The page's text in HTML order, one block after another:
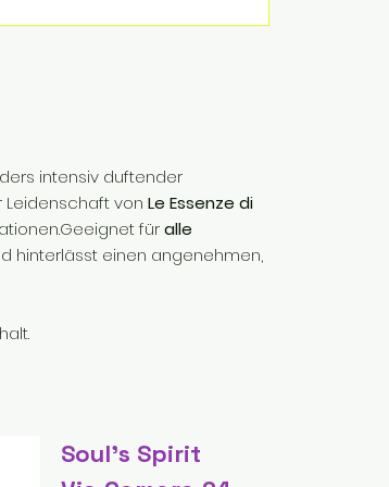
intensiv duftender
von Le Essenze di
füralle
hinterlässt einen angenehmen,
Soul's Spirit